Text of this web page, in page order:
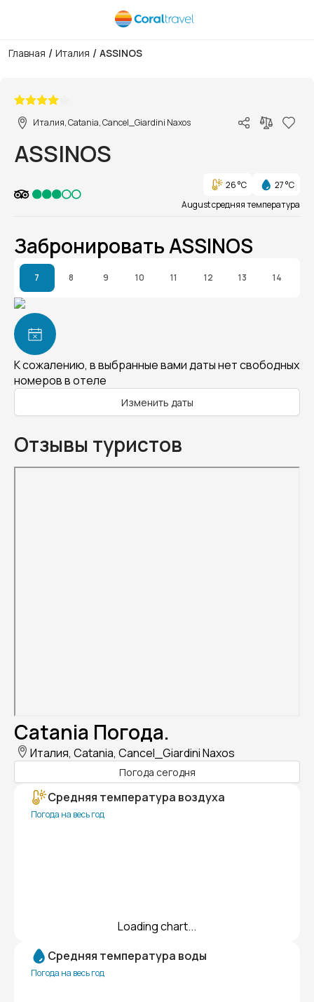
Главная / Италия / ASSINOS
Италия, Catania, Cancel_Giardini Naxos
ASSINOS
26 °C
27 °C
August средняя температура
Забронировать ASSINOS
7 8 9 10 11 12 13 14
К сожалению, в выбранные вами даты нет свободных
номеров в отеле
Изменить даты
Отзывы туристов
Catania Погода.
Италия, Catania, Cancel_Giardini Naxos
Погода сегодня
Средняя температура воздуха
Погода на весь год
Loading chart...
Средняя температура воды
Погода на весь год